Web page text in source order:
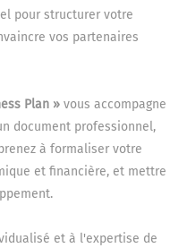
pour structurer votre
vos partenaires
Plan » vous accompagne
document professionnel,
à formaliser votre
et financière, et mettre
et à l'expertise de